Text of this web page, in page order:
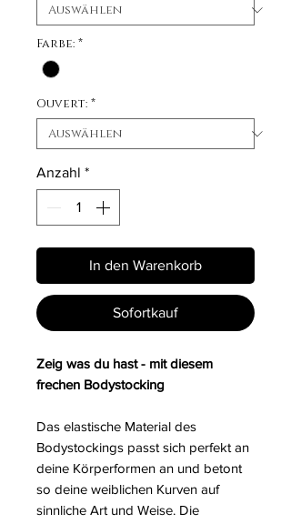
Farbe: *
Ouvert: *
Anzahl *
In den Warenkorb
Sofortkauf
Zeig was du hast - mit diesem
frechen Bodystocking
Das elastische Material des
Bodystockings passt sich perfekt an
deine Körperformen an und betont
so deine weiblichen Kurven auf
sinnliche Art und Weise. Die